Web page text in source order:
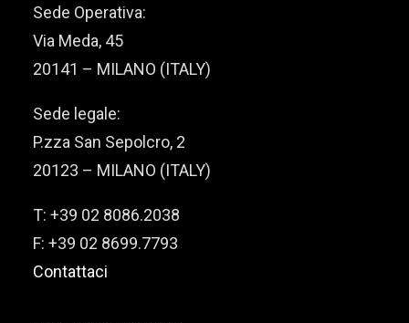
Sede Operativa:
Via Meda, 45
20141 – MILANO (ITALY)
Sede legale:
P.zza San Sepolcro, 2
20123 – MILANO (ITALY)
T: +39 02 8086.2038
F: +39 02 8699.7793
Contattaci